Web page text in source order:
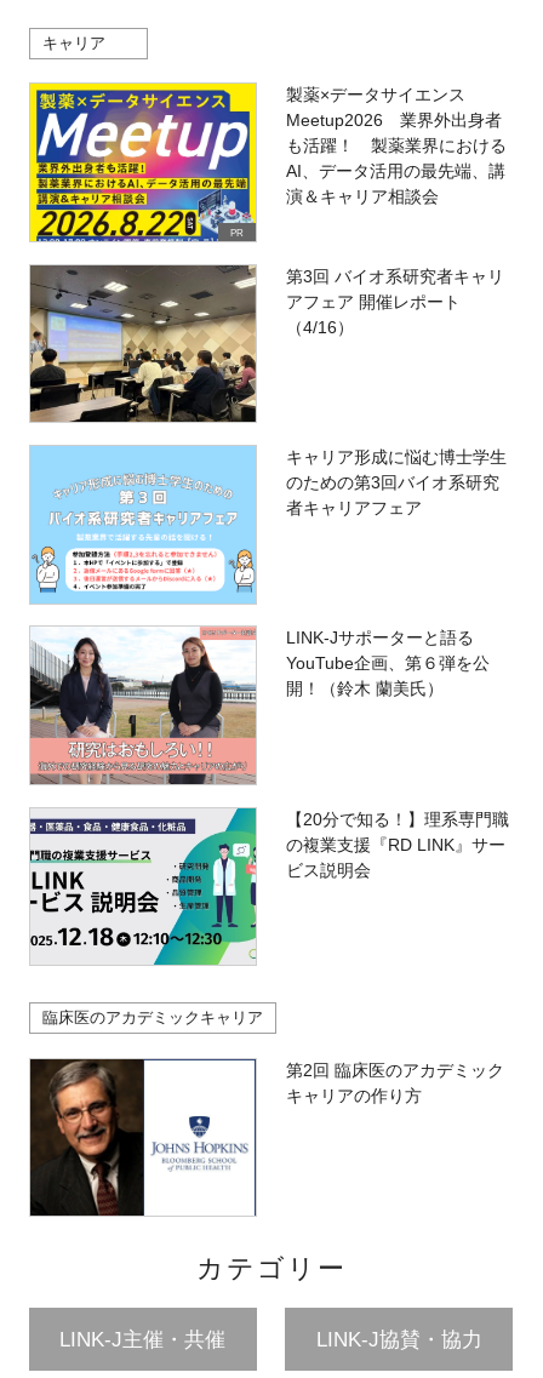
キャリア
PR
製薬×データサイエンス
Meetup2026 業界外出身者
も活躍！ 製薬業界における
AI、データ活用の最先端、講
演＆キャリア相談会
第3回 バイオ系研究者キャリ
アフェア 開催レポート
（4/16）
キャリア形成に悩む博士学生
のための第3回バイオ系研究
者キャリアフェア
LINK-Jサポーターと語る
YouTube企画、第６弾を公
開！（鈴木 蘭美氏）
【20分で知る！】理系専門職
の複業支援『RD LINK』サー
ビス説明会
臨床医のアカデミックキャリア
第2回 臨床医のアカデミック
キャリアの作り方
カテゴリー
LINK-J主催・共催 LINK-J協賛・協力